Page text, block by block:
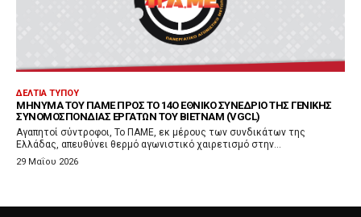
ΔΕΛΤΊΑ ΤΎΠΟΥ
ΜΉΝΥΜΑ ΤΟΥ ΠΑΜΕ ΠΡΟΣ ΤΟ 14Ο ΕΘΝΙΚΌ ΣΥΝΈΔΡΙΟ ΤΗΣ ΓΕΝΙΚΉΣ
ΣΥΝΟΜΟΣΠΟΝΔΊΑΣ ΕΡΓΑΤΏΝ ΤΟΥ ΒΙΕΤΝΆΜ (VGCL)
Αγαπητοί σύντροφοι, Το ΠΑΜΕ, εκ μέρους των συνδικάτων της
Ελλάδας, απευθύνει θερμό αγωνιστικό χαιρετισμό στην...
29 Μαΐου 2026